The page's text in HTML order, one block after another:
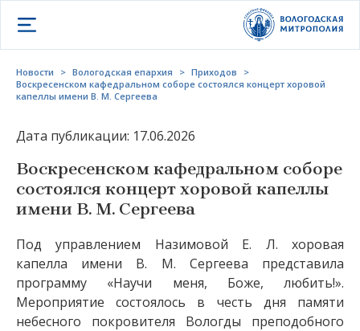
Открыть меню
Новости > Вологодская епархия > Приходов
>
Воскресенском кафедральном соборе состоялся концерт хоровой
капеллы имени В. М. Сергеева
Дата публикации: 17.06.2026
Воскресенском кафедральном соборе
состоялся концерт хоровой капеллы
имени В. М. Сергеева
Под управлением Назимовой Е. Л. хоровая
капелла имени В. М. Сергеева представила
программу «Научи меня, Боже, любить!».
Мероприятие состоялось в честь дня памяти
небесного покровителя Вологды преподобного